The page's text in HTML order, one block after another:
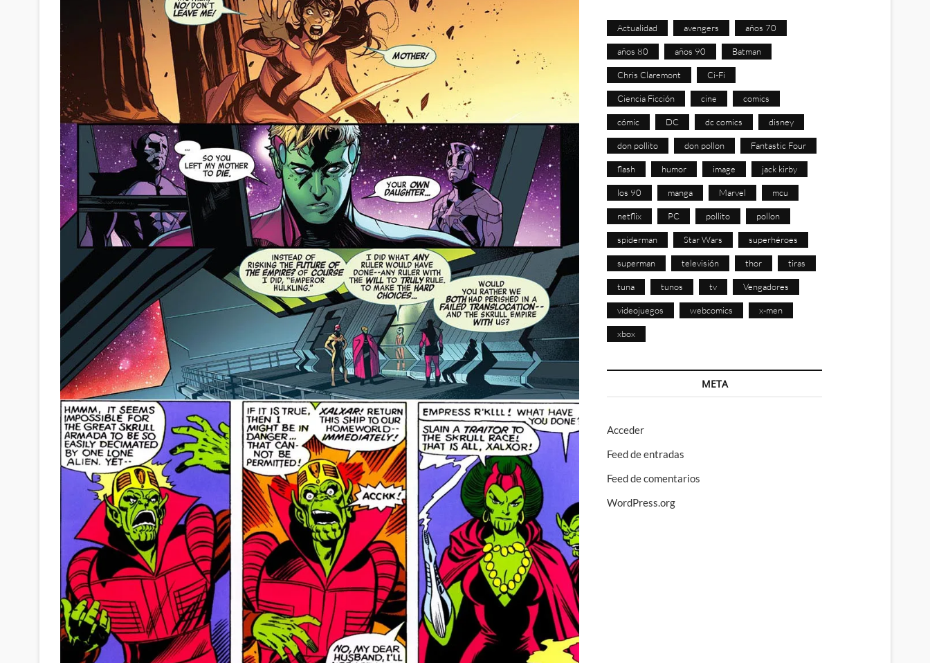
Actualidad avengers años 70
años 80 años 90 Batman
Chris Claremont Ci-Fi
Ciencia Ficción cine comics
cómic DC dc comics disney
don pollito don pollon Fantastic Four
flash humor image jack kirby
los 90 manga Marvel mcu
netflix PC pollito pollon
spiderman Star Wars superhéroes
superman televisión thor tiras
tuna tunos tv Vengadores
videojuegos webcomics x-men
xbox
META
Acceder
Feed de entradas
Feed de comentarios
WordPress.org